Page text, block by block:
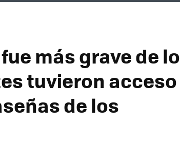
más grave de lo
tuvieron acceso
de los